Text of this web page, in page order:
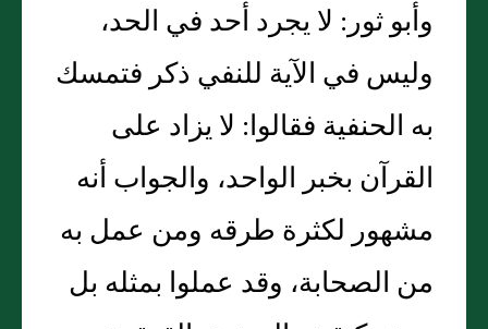
وأبو ثور: لا يجرد أحد في الحد،
وليس في الآية للنفي ذكر فتمسك
به الحنفية فقالوا: لا يزاد على
القرآن بخبر الواحد، والجواب أنه
مشهور لكثرة طرقه ومن عمل به
من الصحابة، وقد عملوا بمثله بل